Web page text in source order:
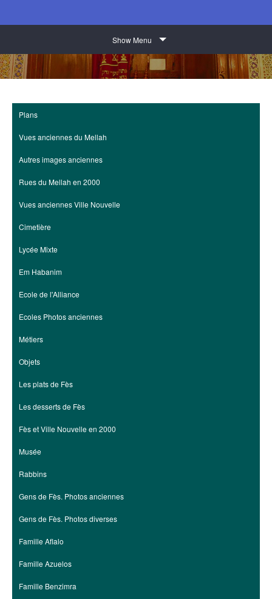
Show Menu
Plans
Vues anciennes du Mellah
Autres images anciennes
Rues du Mellah en 2000
Vues anciennes Ville Nouvelle
Cimetière
Lycée Mixte
Em Habanim
Ecole de l'Alliance
Ecoles Photos anciennes
Métiers
Objets
Les plats de Fès
Les desserts de Fès
Fès et Ville Nouvelle en 2000
Musée
Rabbins
Gens de Fès. Photos anciennes
Gens de Fès. Photos diverses
Famille Aflalo
Famille Azuelos
Famille Benzimra